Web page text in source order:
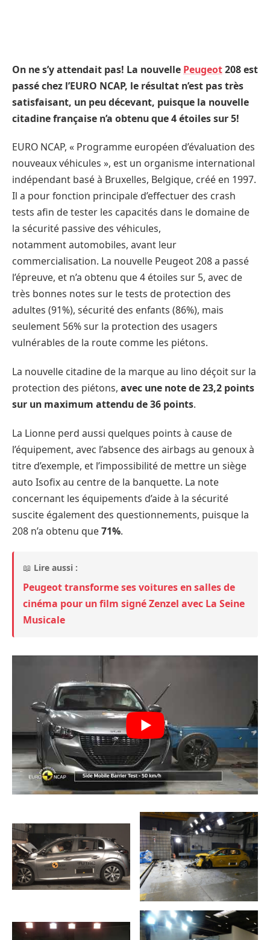
On ne s’y attendait pas! La nouvelle Peugeot208 est
passé chez l’EURO NCAP, le résultat n’est pas très
satisfaisant, un peu décevant, puisque la nouvelle
citadine française n’a obtenu que 4 étoiles sur 5!
EURO NCAP, « Programme européen d’évaluation des
nouveaux véhicules », est un organisme international
indépendant basé à Bruxelles, Belgique, créé en 1997.
Il a pour fonction principale d’effectuer des crash
tests afin de tester les capacités dans le domaine de
la sécurité passive des véhicules,
notamment automobiles, avant leur
commercialisation. La nouvelle Peugeot 208 a passé
l’épreuve, et n’a obtenu que 4 étoiles sur 5, avec de
très bonnes notes sur le tests de protection des
adultes (91%), sécurité des enfants (86%), mais
seulement 56% sur la protection des usagers
vulnérables de la route comme les piétons.
La nouvelle citadine de la marque au lino déçoit sur la
protection des piétons, avec une note de 23,2 points
sur un maximum attendu de 36 points.
La Lionne perd aussi quelques points à cause de
l’équipement, avec l’absence des airbags au genoux à
titre d’exemple, et l’impossibilité de mettre un siège
auto Isofix au centre de la banquette. La note
concernant les équipements d’aide à la sécurité
suscite également des questionnements, puisque la
208 n’a obtenu que71%.
📖 Lire aussi :
Peugeot transforme ses voitures en salles de
cinéma pour un film signé Zenzel avec La Seine
Musicale